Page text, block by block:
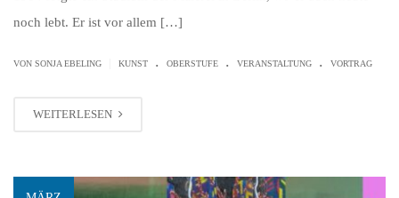
noch lebt. Er ist vor allem […]
VON SONJA EBELING KUNST . OBERSTUFE . VERANSTALTUNG . VORTRAG
WEITERLESEN